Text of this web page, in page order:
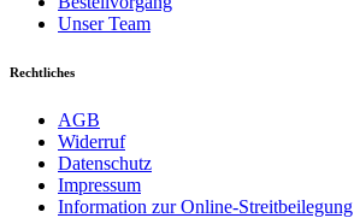
Unser Team
Rechtliches
AGB
Widerruf
Datenschutz
Impressum
Information zur Online-Streitbeilegung